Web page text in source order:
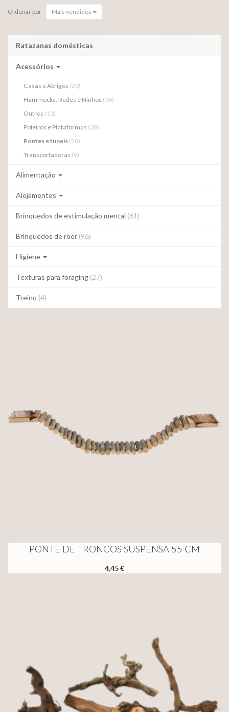
Ordenar por Mais vendidos
Ratazanas domésticas
Acessórios
Casas e Abrigos (20)
Hammocks, Redes e Ninhos (36)
Outros (13)
Poleiros e Plataformas (38)
Pontes e tuneis (28)
Transportadoras (9)
Alimentação
Alojamentos
Brinquedos de estimulação mental (61)
Brinquedos de roer (96)
Higiene
Texturas para foraging (27)
Treino (4)
PONTE DE TRONCOS SUSPENSA 55 CM
4,45 €